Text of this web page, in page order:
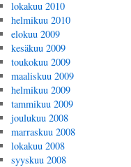
lokakuu 2010
helmikuu 2010
elokuu 2009
kesäkuu 2009
toukokuu 2009
maaliskuu 2009
helmikuu 2009
tammikuu 2009
joulukuu 2008
marraskuu 2008
lokakuu 2008
syyskuu 2008